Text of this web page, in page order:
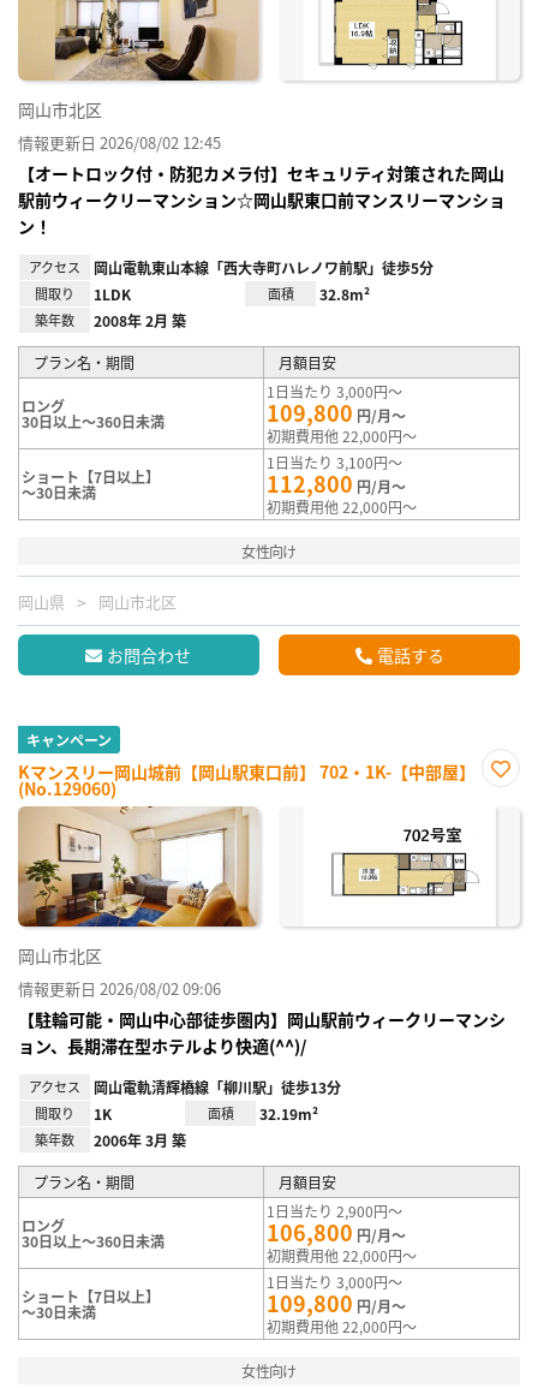
岡山市北区
情報更新日 2026/08/02 12:45
【オートロック付・防犯カメラ付】セキュリティ対策された岡山
駅前ウィークリーマンション☆岡山駅東口前マンスリーマンショ
ン！
アクセス 岡山電軌東山本線「西大寺町ハレノワ前駅」徒歩5分
間取り 1LDK 面積 32.8m²
築年数 2008年 2月 築
プラン名・期間 月額目安
ロング
30日以上～360日未満
1日当たり 3,000円～
109,800 円/月～
初期費用他 22,000円～
ショート【7日以上】
～30日未満
1日当たり 3,100円～
112,800 円/月～
初期費用他 22,000円～
女性向け
岡山県 岡山市北区
お問合わせ 電話する
キャンペーン
Kマンスリー岡山城前【岡山駅東口前】 702・1K-【中部屋】
(No.129060)
に入
岡山市北区
情報更新日 2026/08/02 09:06
【駐輪可能・岡山中心部徒歩圏内】岡山駅前ウィークリーマンシ
ョン、長期滞在型ホテルより快適(^^)/
アクセス 岡山電軌清輝橋線「柳川駅」徒歩13分
間取り 1K 面積 32.19m²
築年数 2006年 3月 築
プラン名・期間 月額目安
ロング
30日以上～360日未満
1日当たり 2,900円～
106,800 円/月～
初期費用他 22,000円～
ショート【7日以上】
～30日未満
1日当たり 3,000円～
109,800 円/月～
初期費用他 22,000円～
女性向け